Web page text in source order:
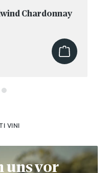
Chardonnay
VINI
uns vor